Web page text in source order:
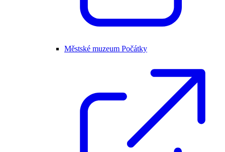
Městské muzeum Počátky